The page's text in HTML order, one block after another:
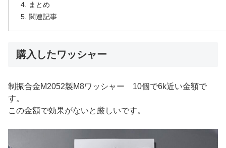
まとめ
関連記事
購入したワッシャー
制振合金M2052製M8ワッシャー 10個で6k近い金額で
す。
この金額で効果がないと厳しいです。